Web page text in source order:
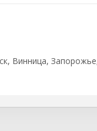
Винница,